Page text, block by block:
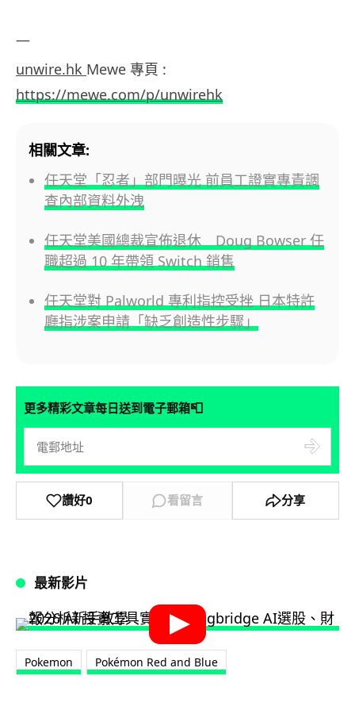
—
unwire.hk Mewe 專頁 :
https://mewe.com/p/unwirehk
相關文章:
任天堂「忍者」部門曝光 前員工證實專責調
查內部資料外洩
任天堂美國總裁宣佈退休 Doug Bowser 任
職超過 10 年帶領 Switch 銷售
任天堂對 Palworld 專利指控受挫 日本特許
廳指涉案申請「缺乏創造性步驟」
更多精彩文章每日送到電子郵箱📮
讚好0 看留言 分享
最新影片
Pokemon Pokémon Red and Blue